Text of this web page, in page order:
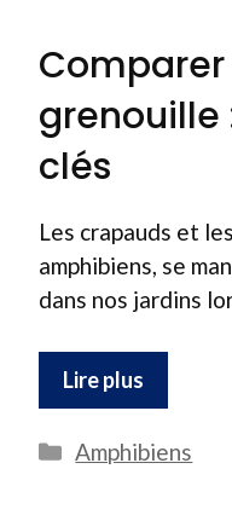
grenouille
clés
Les crapauds et
amphibiens, se
dans nos jardins
Lire plus
Catégories
Amphibiens